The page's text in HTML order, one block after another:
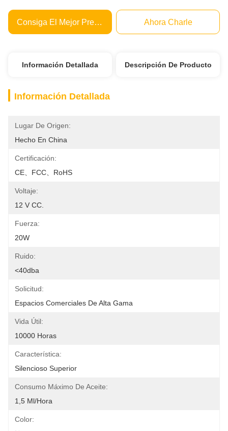
Consiga El Mejor Precio Ahora Charle
Información Detallada Descripción De Producto
Información Detallada
Lugar De Origen:
Hecho En China
Certificación:
CE、FCC、RoHS
Voltaje:
12 V CC.
Fuerza:
20W
Ruido:
<40dba
Solicitud:
Espacios Comerciales De Alta Gama
Vida Útil:
10000 Horas
Característica:
Silencioso Superior
Consumo Máximo De Aceite:
1,5 Ml/hora
Color: